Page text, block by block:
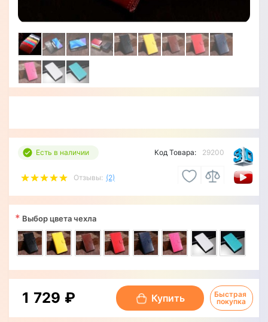
Есть в наличии
Отзывы: (2)
Код Товара: 29200
* Выбор цвета чехла
1 729 ₽ Купить
Быстрая
покупка